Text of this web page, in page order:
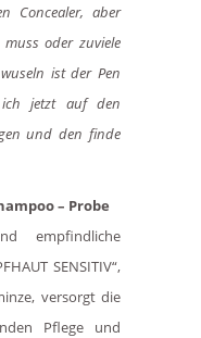
Concealer, aber
oder zuviele
ist der Pen
jetzt auf den
und den finde
– Probe
empfindliche
SENSITIV“,
versorgt die
Pflege und